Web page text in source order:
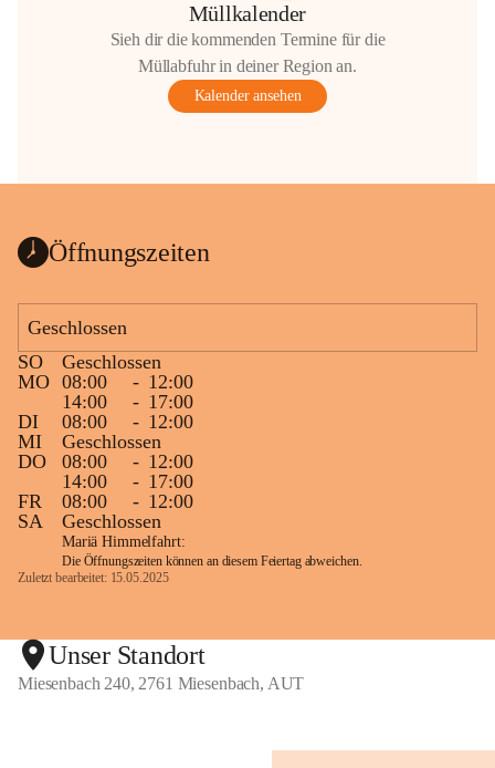
Müllkalender
Sieh dir die kommenden Termine für die
Müllabfuhr in deiner Region an.
Kalender ansehen
Öffnungszeiten
Geschlossen
SO
Geschlossen
MO 08:00 - 12:00
14:00
- 17:00
DI
08:00 - 12:00
MI
Geschlossen
DO
08:00 - 12:00
14:00
- 17:00
FR
08:00 - 12:00
SA
Geschlossen
Mariä Himmelfahrt:
Die Öffnungszeiten können an diesem Feiertag abweichen.
Zuletzt bearbeitet: 15.05.2025
Unser Standort
Miesenbach 240, 2761 Miesenbach, AUT